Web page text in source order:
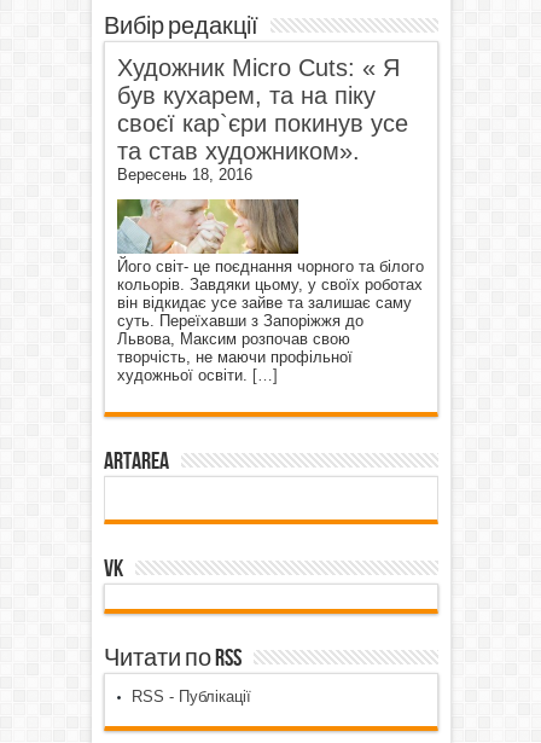
Вибір редакції
Художник Micro Cuts: « Я
був кухарем, та на піку
своєї кар`єри покинув усе
та став художником».
Вересень 18, 2016
Його світ- це поєднання чорного та білого
кольорів. Завдяки цьому, у своїх роботах
він відкидає усе зайве та залишає саму
суть. Переїхавши з Запоріжжя до
Львова, Максим розпочав свою
творчість, не маючи профільної
художньої освіти. […]
ArtArea
VK
Читати по RSS
RSS - Публікації